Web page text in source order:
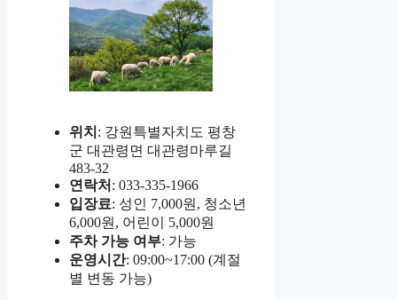
위치 : 강원특별자치도 평창
군 대관령면 대관령마루길
483-32
연락처 : 033-335-1966
입장료: 성인 7,000원, 청소년
6,000원, 어린이 5,000원
주차 가능 여부: 가능
운영시간: 09:00~17:00 (계절
별 변동 가능)